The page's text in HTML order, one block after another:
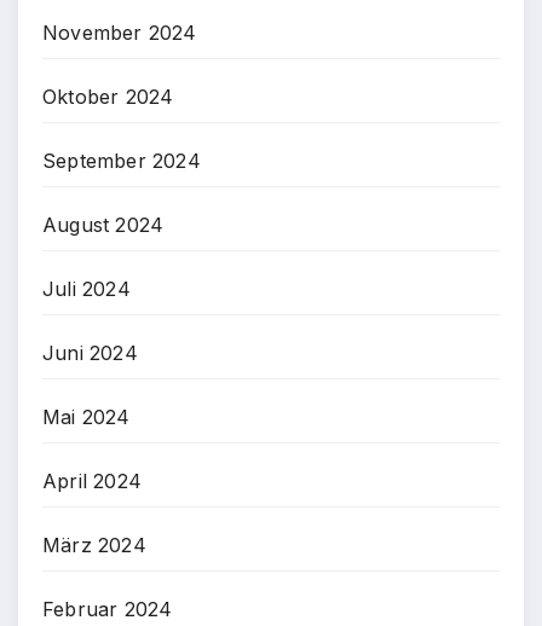
November 2024
Oktober 2024
September 2024
August 2024
Juli 2024
Juni 2024
Mai 2024
April 2024
März 2024
Februar 2024